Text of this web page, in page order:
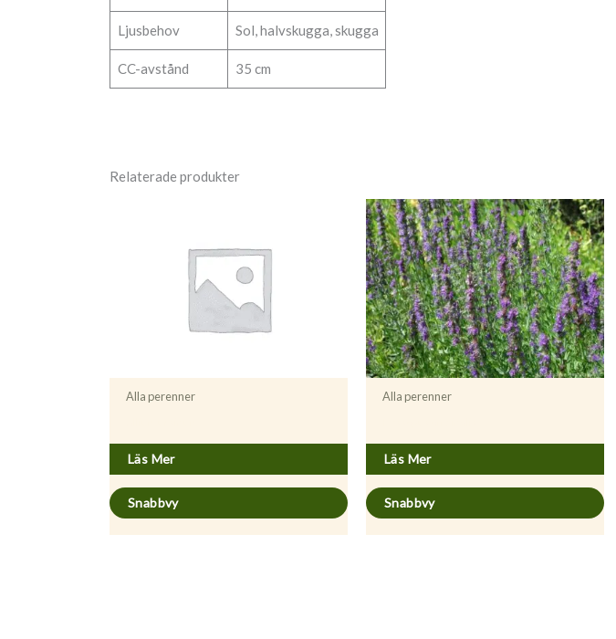
Ljusbehov Sol, halvskugga, skugga
CC-avstånd 35 cm
Relaterade produkter
Alla perenner
Läs Mer
Snabbvy
Alla perenner
Läs Mer
Snabbvy